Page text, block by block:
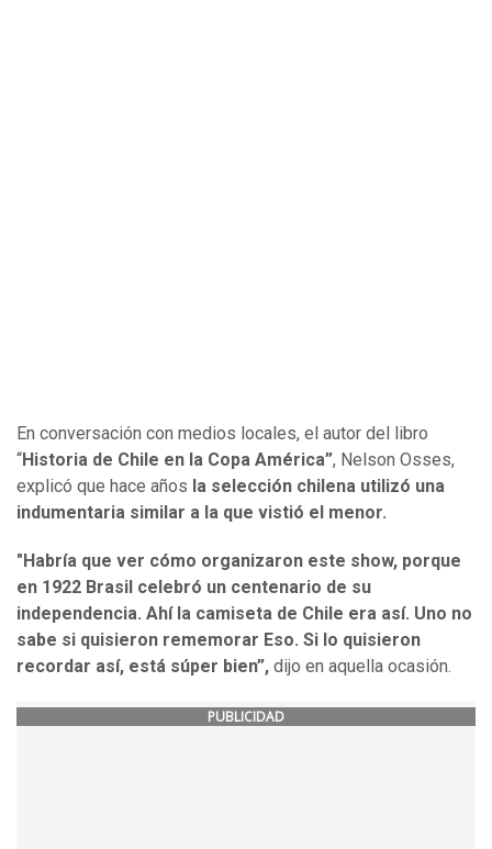
En conversación con medios locales, el autor del libro
“Historia de Chile en la Copa América”, Nelson Osses,
explicó que hace años la selección chilena utilizó una
indumentaria similar a la que vistió el menor.
"Habría que ver cómo organizaron este show, porque
en 1922 Brasil celebró un centenario de su
independencia. Ahí la camiseta de Chile era así. Uno no
sabe si quisieron rememorar Eso. Si lo quisieron
recordar así, está súper bien”, dijo en aquella ocasión.
PUBLICIDAD